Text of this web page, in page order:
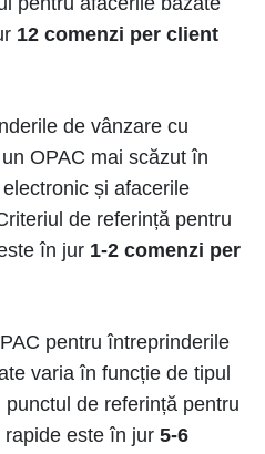
12 comenzi per client
de vânzare cu
OPAC mai scăzut în
și afacerile
de referință pentru
în jur 1-2 comenzi per
pentru întreprinderile
varia în funcție de tipul
de referință pentru
este în jur 5-6